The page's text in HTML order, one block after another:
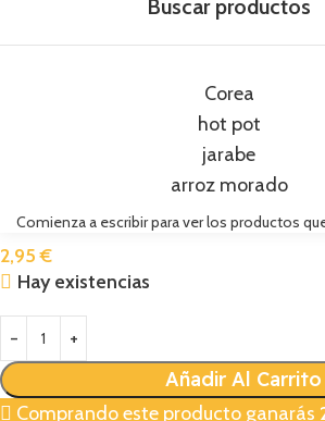
Corea
hot pot
jarabe
arroz morado
Comienza a escribir para ver los productos
2,95€
Hay existencias
Añadir Al Carrito
Comprando este producto ganarás